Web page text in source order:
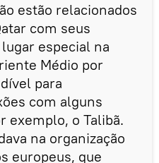
estão relacionados
com seus
especial na
Médio por
para
com alguns
exemplo, o Talibã.
na organização
europeus, que